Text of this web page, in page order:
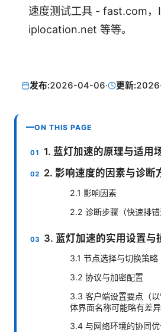
速度测试工具 - fast.com，
iplocation.net 等等。
发布:2026-04-06· 更新:
ON THIS PAGE
1. 蓝灯加速的原理与适用
2. 影响速度的因素与诊断
2.1 影响因素
2.2 诊断步骤（快速排错
3. 蓝灯加速的实用设置与
3.1 节点选择与切换策略
3.2 协议与加密配置
3.3 客户端设置要点（
体界面名称可能略有差异
3.4 与网络环境的协同